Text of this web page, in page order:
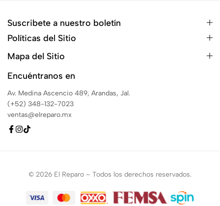
Suscribete a nuestro boletín
Políticas del Sitio
Mapa del Sitio
Encuéntranos en
Av. Medina Ascencio 489, Arandas, Jal.
(+52) 348-132-7023
ventas@elreparo.mx
© 2026 El Reparo – Todos los derechos reservados.